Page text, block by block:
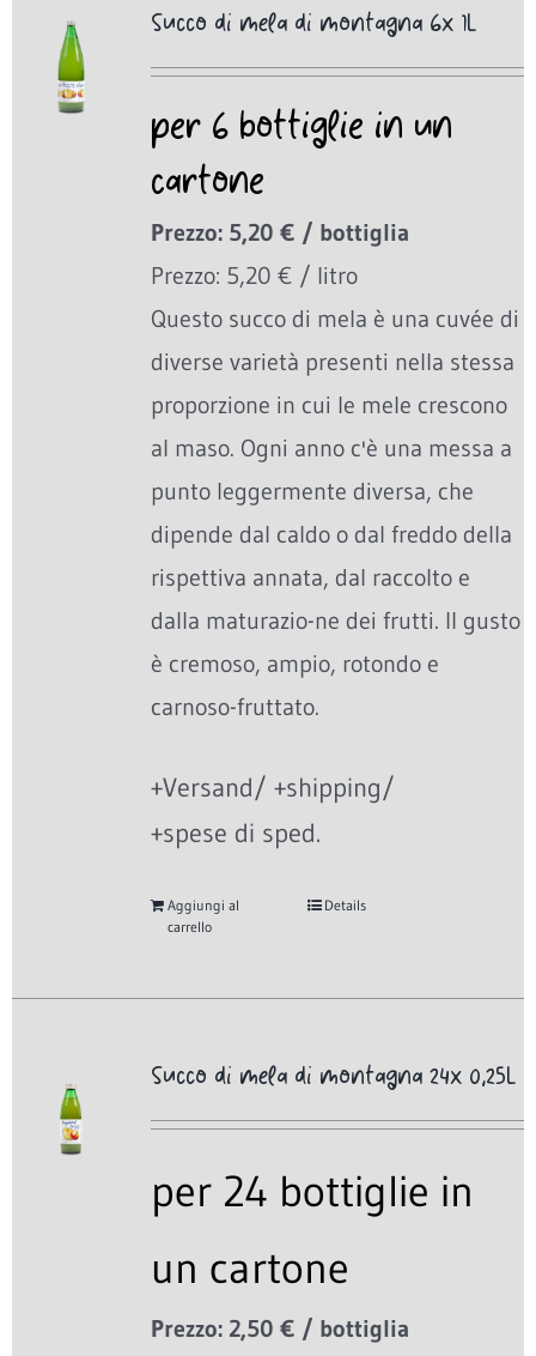
Succo di mela di montagna 6x 1L
per 6 bottiglie in un
cartone
Prezzo: 5,20 € / bottiglia
Prezzo: 5,20 € / litro
Questo succo di mela è una cuvée di
diverse varietà presenti nella stessa
proporzione in cui le mele crescono
al maso. Ogni anno c'è una messa a
punto leggermente diversa, che
dipende dal caldo o dal freddo della
rispettiva annata, dal raccolto e
dalla maturazio-ne dei frutti. Il gusto
è cremoso, ampio, rotondo e
carnoso-fruttato.
+Versand/ +shipping/
+spese di sped.
Aggiungi al
carrello
Details
Succo di mela di montagna 24x 0,25L
per 24 bottiglie in
un cartone
Prezzo: 2,50 € / bottiglia